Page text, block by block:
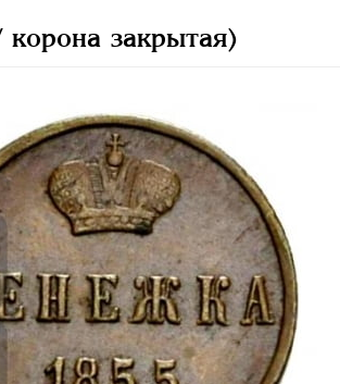
закрытая)